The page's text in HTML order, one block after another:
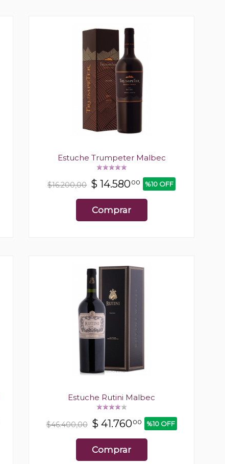
Estuche Trumpeter Malbec
$16.200,00 $ 14.58000 %10 OFF
Comprar
Estuche Rutini Malbec
$46.400,00 $ 41.76000 %10 OFF
Comprar